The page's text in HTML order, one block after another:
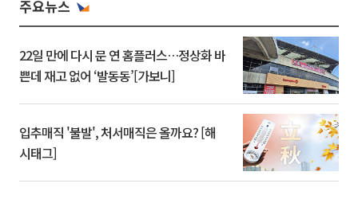
주요뉴스
22일 만에 다시 문 연 홈플러스…정상화 바
쁜데 재고 없어 ‘발동동’[가보니]
입추매직 '불발', 처서매직은 올까요? [해
시태그]